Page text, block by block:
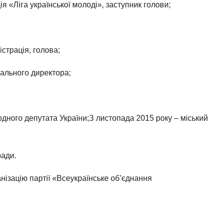
«Ліга української молоді», заступник голови;
голова;
директора;
депутата України;З листопада 2015 року – міський
партії «Всеукраїнське об’єднання